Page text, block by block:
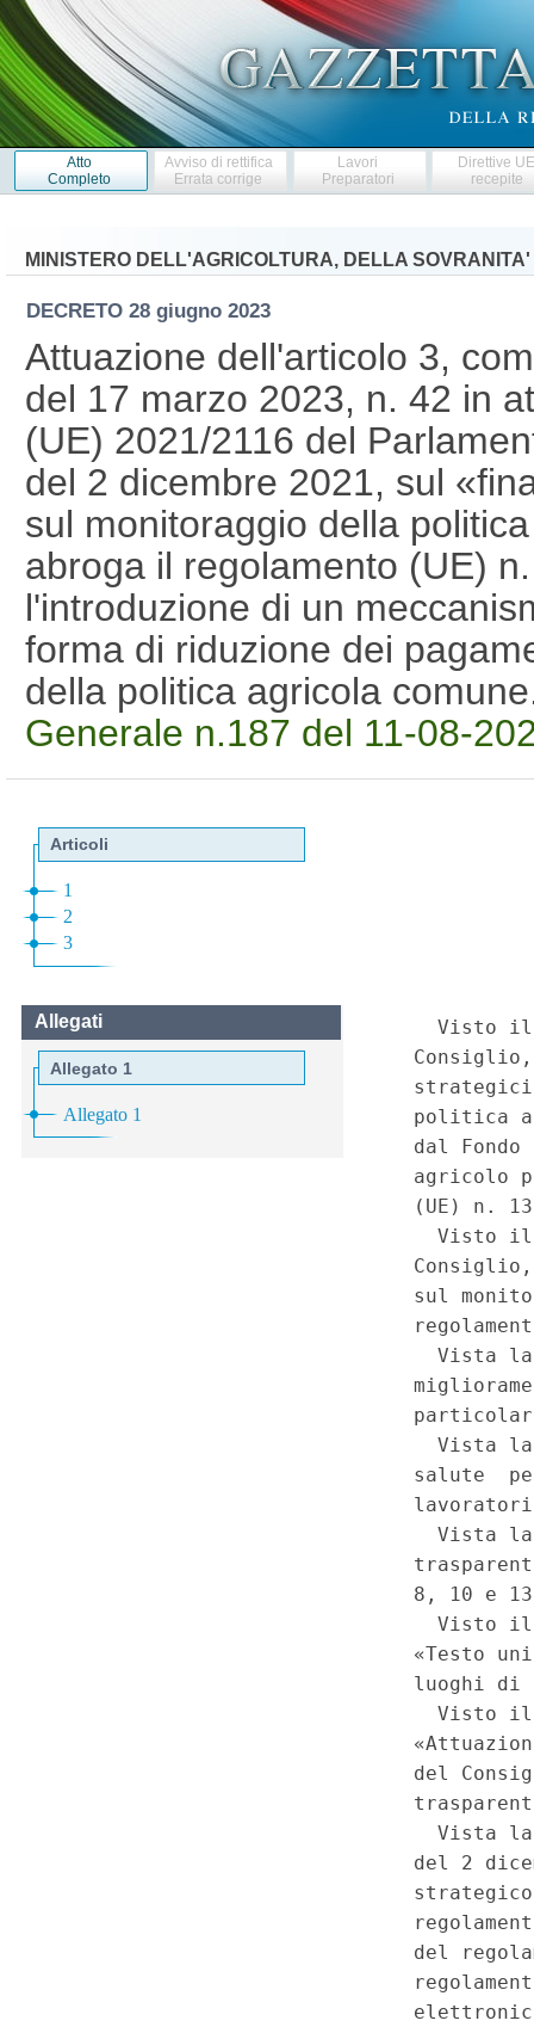
Atto
Completo
Avviso di rettifica
Errata corrige
Lavori
Preparatori
Direttive
recepite
MINISTERO DELL'AGRICOLTURA, DELLA
DECRETO 28 giugno 2023
Attuazione dell'articolo 3,
del 17 marzo 2023, n. 42 in
(UE) 2021/2116 del
del 2 dicembre 2021, sul
sul monitoraggio della
abroga il regolamento (UE)
l'introduzione di un
forma di riduzione dei
della politica agricola
Generale n.187 del 11-08-